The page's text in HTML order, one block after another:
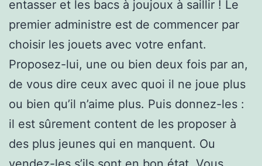
entasser et les bacs à joujoux à saillir ! Le
premier administre est de commencer par
choisir les jouets avec votre enfant.
Proposez-lui, une ou bien deux fois par an,
de vous dire ceux avec quoi il ne joue plus
ou bien qu’il n’aime plus. Puis donnez-les :
il est sûrement content de les proposer à
des plus jeunes qui en manquent. Ou